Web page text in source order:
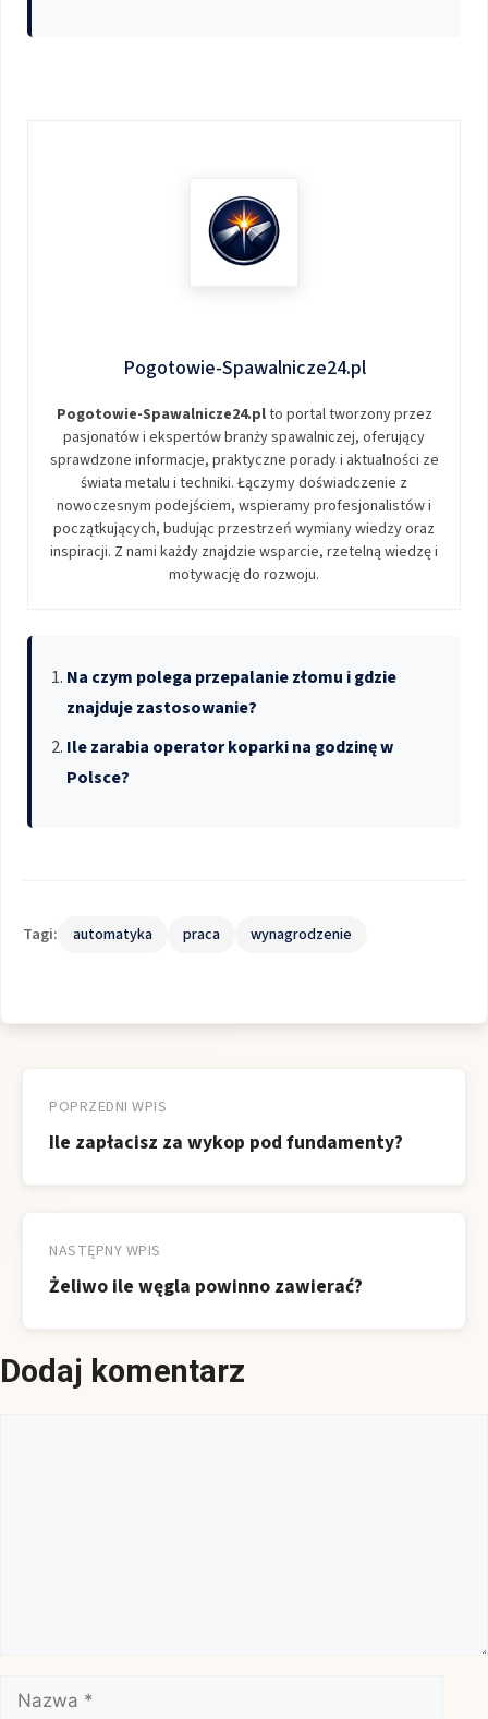
Pogotowie-Spawalnicze24.pl
Pogotowie-Spawalnicze24.plto portal tworzony przez
pasjonatów i ekspertów branży spawalniczej, oferujący
sprawdzone informacje, praktyczne porady i aktualności ze
świata metalu i techniki. Łączymy doświadczenie z
nowoczesnym podejściem, wspieramy profesjonalistów i
początkujących, budując przestrzeń wymiany wiedzy oraz
inspiracji. Z nami każdy znajdzie wsparcie, rzetelną wiedzę i
motywację do rozwoju.
Na czym polega przepalanie złomu i gdzie
znajduje zastosowanie?
Ile zarabia operator koparki na godzinę w
Polsce?
Tagi: automatyka praca wynagrodzenie
wpisu
POPRZEDNI WPIS
Ile zapłacisz za wykop pod fundamenty?
NASTĘPNY WPIS
Żeliwo ile węgla powinno zawierać?
Dodaj komentarz
Nazwa